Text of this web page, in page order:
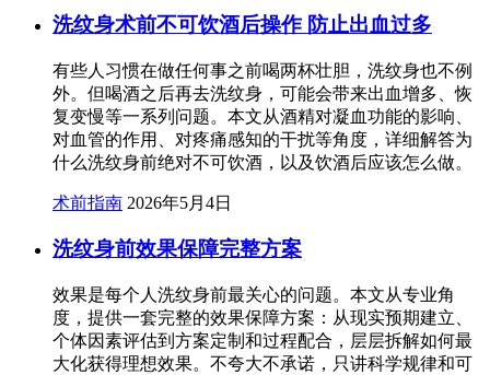
洗纹身术前不可饮酒后操作 防止出血过多
有些人习惯在做任何事之前喝两杯壮胆，洗纹身也不例
外。但喝酒之后再去洗纹身，可能会带来出血增多、恢
复变慢等一系列问题。本文从酒精对凝血功能的影响、
对血管的作用、对疼痛感知的干扰等角度，详细解答为
什么洗纹身前绝对不可饮酒，以及饮酒后应该怎么做。
术前指南 2026年5月4日
洗纹身前效果保障完整方案
效果是每个人洗纹身前最关心的问题。本文从专业角
度，提供一套完整的效果保障方案：从现实预期建立、
个体因素评估到方案定制和过程配合，层层拆解如何最
大化获得理想效果。不夸大不承诺，只讲科学规律和可